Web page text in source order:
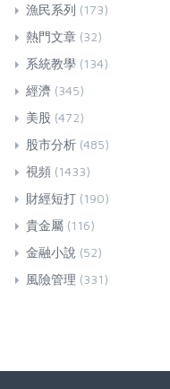
漁民系列 (173)
熱門文章 (32)
系統教學 (134)
經濟 (345)
美股 (472)
股市分析 (485)
視頻 (1433)
財經短打 (190)
貴金屬 (116)
金融小說 (52)
風險管理 (331)